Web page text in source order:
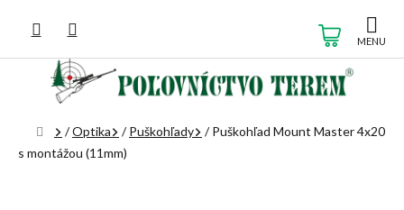
obsah
KOŠÍK
Domov
/Optika / Puškohľady / Puškohľad Mount Master 4x20
s montážou (11mm)